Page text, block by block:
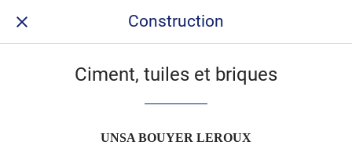
Construction
Ciment, tuiles et briques
UNSA BOUYER LEROUX